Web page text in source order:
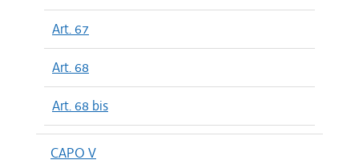
Art. 67
Art. 68
Art. 68 bis
CAPO V